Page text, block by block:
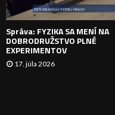
Správa: FYZIKA SA MENÍ NA
DOBRODRUŽSTVO PLNÉ
EXPERIMENTOV
17. júla 2026